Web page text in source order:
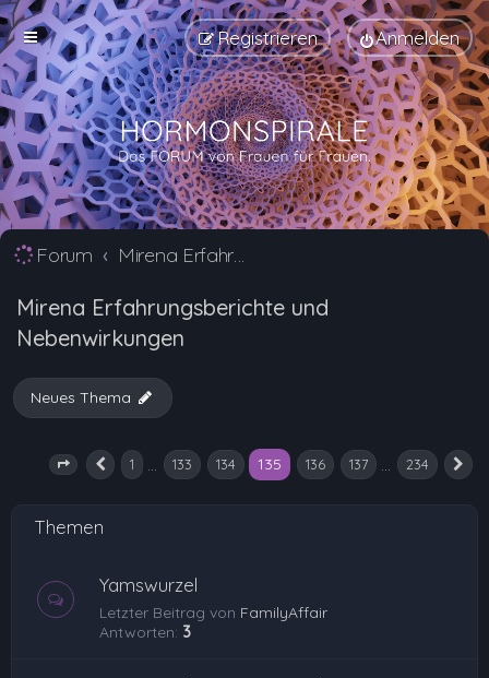
Anmelden
Registrieren
Forum Mirena Erfahrungsberichte und Nebenwirkungen
Mirena Erfahrungsberichte und
Nebenwirkungen
Neues Thema
Seite 135 von 234
Vorherige
1 133 134 135 136 137 234
Themen
Yamswurzel
Letzter Beitrag von FamilyAffair
Antworten: 3